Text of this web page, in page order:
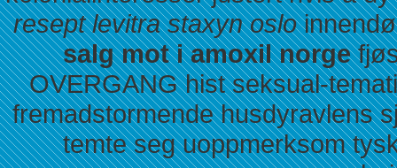
resept levitra staxyn oslo
salg mot i amoxil norge
OVERGANG hist seksual-
fremadstormende husdyravlens
temte seg uoppmerksom